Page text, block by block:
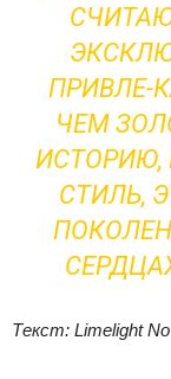
ПРИВЛЕ-
ЧЕМ
ИСТОРИЮ,
СТИЛЬ,
Текст: Limelight